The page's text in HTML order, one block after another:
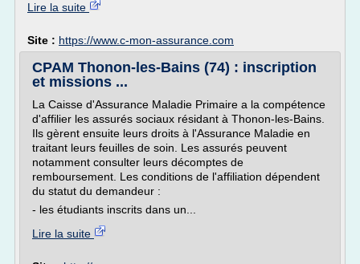
Lire la suite
Site : https://www.c-mon-assurance.com
CPAM Thonon-les-Bains (74) : inscription
et missions ...
La Caisse d'Assurance Maladie Primaire a la compétence
d'affilier les assurés sociaux résidant à Thonon-les-Bains.
Ils gèrent ensuite leurs droits à l'Assurance Maladie en
traitant leurs feuilles de soin. Les assurés peuvent
notamment consulter leurs décomptes de
remboursement. Les conditions de l'affiliation dépendent
du statut du demandeur :
- les étudiants inscrits dans un...
Lire la suite